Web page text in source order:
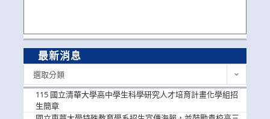
最新消息
選取分類
115 國立清華大學高中學生科學研究人才培育計畫化學組招
生簡章